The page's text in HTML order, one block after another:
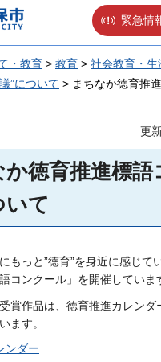
緊急情
・教育 > 教育 > 社会教育・生
”について > まちなか徳育推
更
か徳育推進標
て
もっと”徳育”を身近に感じて
コンクール」を開催していま
賞作品は、徳育推進カレンダ
ます。
ンダー